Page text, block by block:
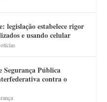
legislação estabelece rigor
e usando celular
Segurança Pública
contra o